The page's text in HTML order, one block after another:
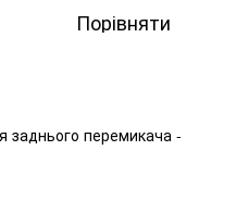
Порівняти
заднього перемикача -